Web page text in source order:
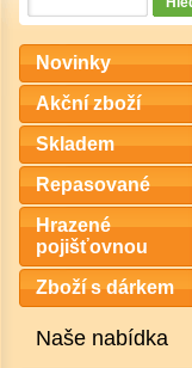
Novinky
Akční zboží
Skladem
Repasované
Hrazené
pojišťovnou
Zboží s dárkem
Naše nabídka